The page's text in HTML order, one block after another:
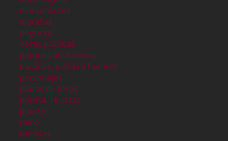
monumentos
murallas
negocios
obras públicas
parques atracciones
parques, plazas y fuentes
personajes
plazas de toros
prensa, revistas
puerto
radio
ramblas